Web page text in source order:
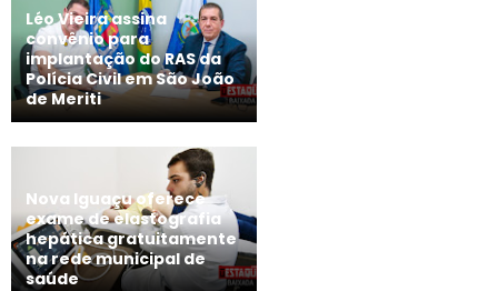
Léo Vieira assina
convênio para
implantação do RAS da
Polícia Civil em São João
de Meriti
Nova Iguaçu oferece
exame de elastografia
hepática gratuitamente
na rede municipal de
saúde